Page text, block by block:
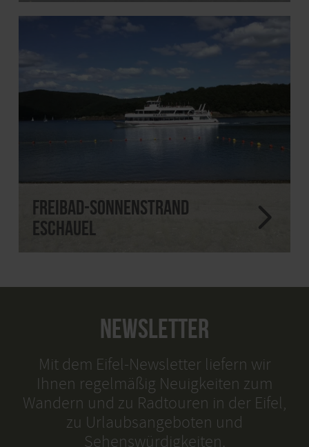
Freibad-Sonnenstrand
Eschauel
NEWSLETTER
Mit dem Eifel-Newsletter liefern wir
Ihnen regelmäßig Neuigkeiten zum
Wandern und zu Radtouren in der Eifel,
zu Urlaubsangeboten und
Sehenswürdigkeiten.